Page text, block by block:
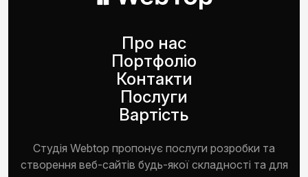
Про нас
Портфоліо
Контакти
Послуги
Вартість
Студія Webtop пропонує послуги розробки та
створення веб-сайтів будь-якої складності та для